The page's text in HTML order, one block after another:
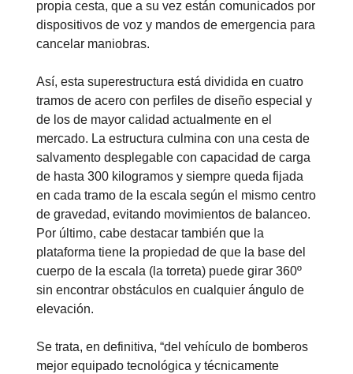
propia cesta, que a su vez están comunicados por
dispositivos de voz y mandos de emergencia para
cancelar maniobras.
Así, esta superestructura está dividida en cuatro
tramos de acero con perfiles de diseño especial y
de los de mayor calidad actualmente en el
mercado. La estructura culmina con una cesta de
salvamento desplegable con capacidad de carga
de hasta 300 kilogramos y siempre queda fijada
en cada tramo de la escala según el mismo centro
de gravedad, evitando movimientos de balanceo.
Por último, cabe destacar también que la
plataforma tiene la propiedad de que la base del
cuerpo de la escala (la torreta) puede girar 360º
sin encontrar obstáculos en cualquier ángulo de
elevación.
Se trata, en definitiva, “del vehículo de bomberos
mejor equipado tecnológica y técnicamente